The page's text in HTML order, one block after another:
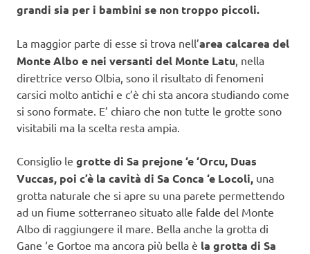
grandi sia per i bambini se non troppo piccoli.
La maggior parte di esse si trova nell’area calcarea del
Monte Albo e nei versanti del Monte Latu , nella
direttrice verso Olbia, sono il risultato di fenomeni
carsici molto antichi e c’è chi sta ancora studiando come
si sono formate. E’ chiaro che non tutte le grotte sono
visitabili ma la scelta resta ampia.
Consiglio le grotte di Sa prejone ‘e ‘Orcu, Duas
Vuccas, poi c’è la cavità di Sa Conca ‘e Locoli, una
grotta naturale che si apre su una parete permettendo
ad un fiume sotterraneo situato alle falde del Monte
Albo di raggiungere il mare. Bella anche la grotta di
Gane ‘e Gortoe ma ancora più bella è la grotta di Sa